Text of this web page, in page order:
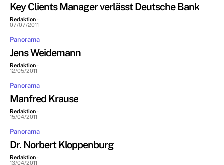
Key Clients Manager verlässt Deutsche Bank
Redaktion -
07/07/2011
Panorama
Jens Weidemann
Redaktion -
12/05/2011
Panorama
Manfred Krause
Redaktion -
15/04/2011
Panorama
Dr. Norbert Kloppenburg
Redaktion -
13/04/2011